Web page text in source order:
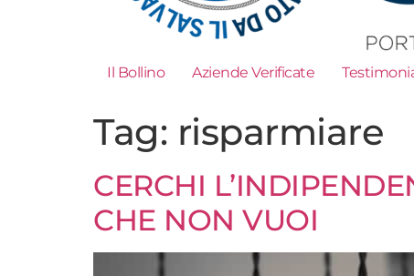
Il Bollino Aziende Verificate
Tag: risparmiare
CERCHI
CHE NON VUOI